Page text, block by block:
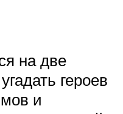
на две
героев
и